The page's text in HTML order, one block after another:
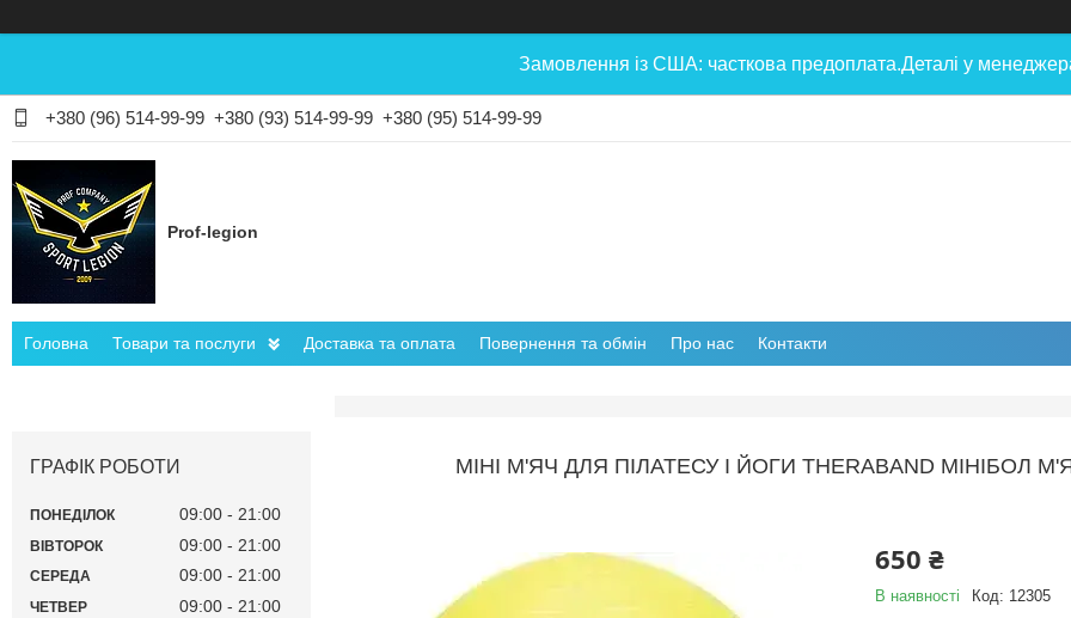
Замовлення із США: часткова предоплата.Деталі у
+380 (96) 514-99-99 +380 (93) 514-99-99 +380 (95) 514-99-99
Prof-legion
Головна Товари та послуги Доставка та оплата Повернення та обмін Про нас Контакти
МІНІ М'ЯЧ ДЛЯ ПІЛАТЕСУ І ЙОГИ THERABAND МІНІБОЛ
650 ₴
В наявності Код: 12305
ГРАФІК РОБОТИ
ПОНЕДІЛОК 09:00 21:00
ВІВТОРОК 09:00 21:00
СЕРЕДА 09:00 21:00
ЧЕТВЕР 09:00 21:00